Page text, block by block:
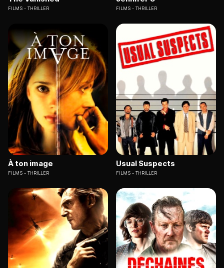
FILMS THRILLER FILMS THRILLER
À ton image
FILMS THRILLER
Usual Suspects
FILMS THRILLER